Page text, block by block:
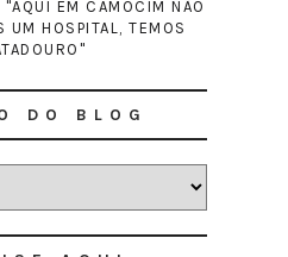
"AQUI EM CAMOCIM NÃO
UM HOSPITAL, TEMOS
DO BLOG